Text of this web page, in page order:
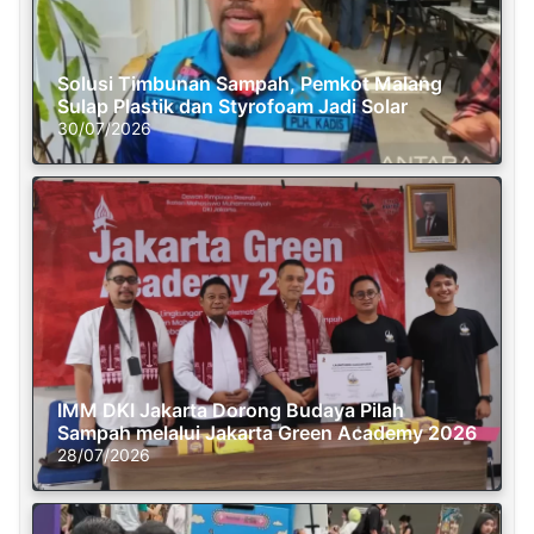
Solusi Timbunan Sampah, Pemkot Malang
Sulap Plastik dan Styrofoam Jadi Solar
30/07/2026
IMM DKI Jakarta Dorong Budaya Pilah
Sampah melalui Jakarta Green Academy 2026
28/07/2026